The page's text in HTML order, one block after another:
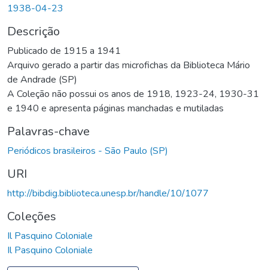
1938-04-23
Descrição
Publicado de 1915 a 1941
Arquivo gerado a partir das microfichas da Biblioteca Mário
de Andrade (SP)
A Coleção não possui os anos de 1918, 1923-24, 1930-31
e 1940 e apresenta páginas manchadas e mutiladas
Palavras-chave
Periódicos brasileiros - São Paulo (SP)
URI
http://bibdig.biblioteca.unesp.br/handle/10/1077
Coleções
Il Pasquino Coloniale
Il Pasquino Coloniale